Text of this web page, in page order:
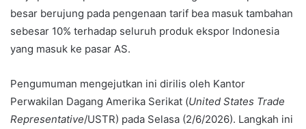
besar berujung pada pengenaan tarif bea masuk tambahan
sebesar 10% terhadap seluruh produk ekspor Indonesia
yang masuk ke pasar AS.
Pengumuman mengejutkan ini dirilis oleh Kantor
Perwakilan Dagang Amerika Serikat (United States Trade
Representative/USTR) pada Selasa (2/6/2026). Langkah ini